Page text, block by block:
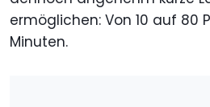
ermöglichen: Von 10 auf 80
Minuten.